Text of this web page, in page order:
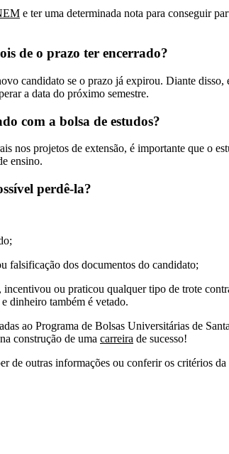
e ter uma determinada nota para conseguir
de o prazo ter encerrado?
candidato se o prazo já expirou. Diante
a data do próximo semestre.
com a bolsa de estudos?
nos projetos de extensão, é importante que o
ensino.
perdê-la?
falsificação dos documentos do candidato;
incentivou ou praticou qualquer tipo de trote
dinheiro também é vetado.
ao Programa de Bolsas Universitárias de
construção de uma carreira de sucesso!
de outras informações ou conferir os critérios